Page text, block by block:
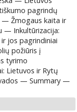
pagrindų
Žmogaus kaita ir
— Inkultūrizacija:
jos pagrindiniai
požiūris į
tyrimo
Lietuvos ir Rytų
— Summary —